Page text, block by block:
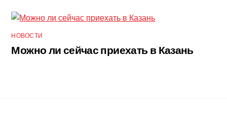
НОВОСТИ
Можно ли сейчас приехать в Казань